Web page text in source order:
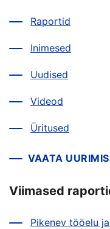
Raportid
Inimesed
Uudised
Videod
Üritused
VAATA
Viimased
Pikenev tööelu